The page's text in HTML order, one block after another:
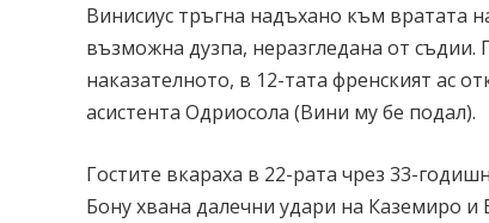
Винисиус тръгна надъхано към вратата
възможна дузпа, неразгледана от
наказателното, в 12-тата френският ас
асистента Одриосола (Вини му бе подал).
Гостите вкараха в 22-рата чрез 33-
Бону хвана далечни удари на Каземиро